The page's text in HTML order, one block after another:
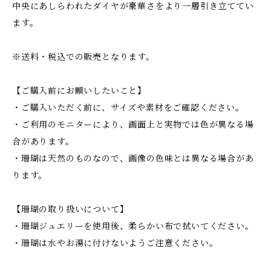
中央にあしらわれたダイヤが豪華さをより一層引き立ててい
ます。
※送料・税込での販売となります。
【ご購入前にお願いしたいこと】
・ご購入いただく前に、サイズや素材をご確認ください。
・ご利用のモニターにより、画面上と実物では色が異なる場
合があります。
・珊瑚は天然のものなので、画像の色味とは異なる場合があ
ります。
【珊瑚の取り扱いについて】
・珊瑚ジュエリーを使用後、柔らかい布で拭いてください。
・珊瑚は水やお湯に付けないようご注意ください。